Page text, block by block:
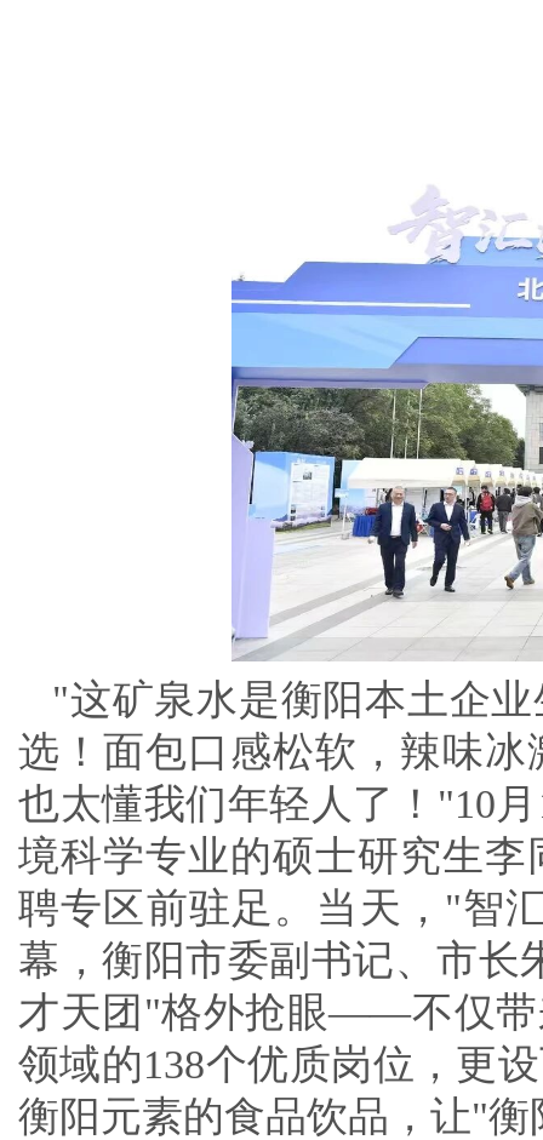
"这矿泉水是衡阳本土企
选！面包口感松软，辣味
也太懂我们年轻人了！"10
境科学专业的硕士研究生
聘专区前驻足。当天，"智
幕，衡阳市委副书记、市长
才天团"格外抢眼——不仅带
领域的138个优质岗位，更
衡阳元素的食品饮品，让"